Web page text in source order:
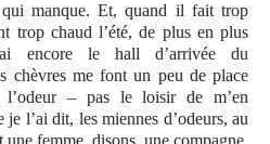
manque. Et, quand il fait trop
trop chaud l’été, de plus en plus
encore le hall d’arrivée du
chèvres me font un peu de place
l’odeur – pas le loisir de m’en
l’ai dit, les miennes d’odeurs, au